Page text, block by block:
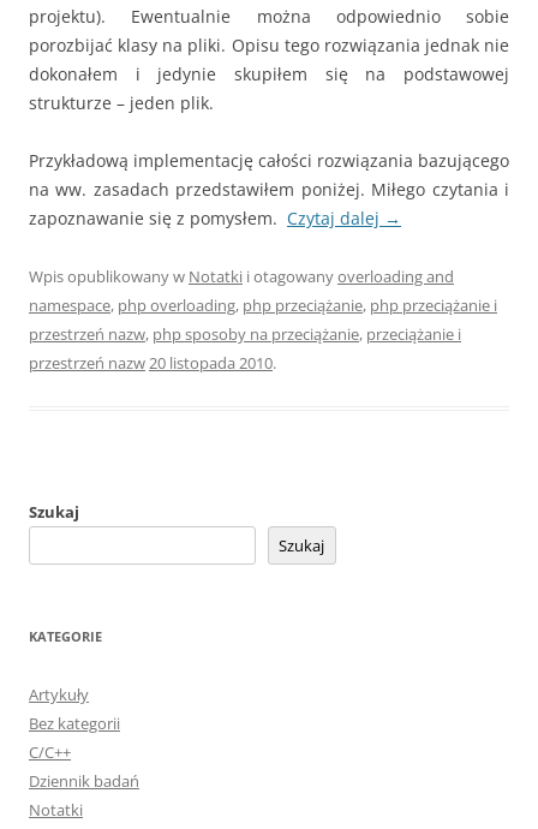
projektu). Ewentualnie można odpowiednio sobie
porozbijać klasy na pliki. Opisu tego rozwiązania jednak nie
dokonałem i jedynie skupiłem się na podstawowej
strukturze – jeden plik.
Przykładową implementację całości rozwiązania bazującego
na ww. zasadach przedstawiłem poniżej. Miłego czytania i
zapoznawanie się z pomysłem. Czytaj dalej →
Wpis opublikowany w Notatki i otagowanyoverloading and
namespace, php overloading, php przeciążanie, php przeciążanie i
przestrzeń nazw, php sposoby na przeciążanie, przeciążanie i
przestrzeń nazw20 listopada 2010.
Szukaj
Szukaj
KATEGORIE
Artykuły
Bez kategorii
C/C++
Dziennik badań
Notatki